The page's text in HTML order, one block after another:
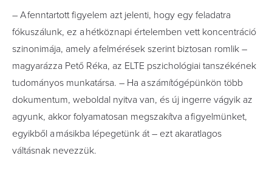
– A fenntartott figyelem azt jelenti, hogy egy feladatra
fókuszálunk, ez a hétköznapi értelemben vett koncentráció
szinonimája, amely a felmérések szerint biztosan romlik –
magyarázza Pető Réka, az ELTE pszichológiai tanszékének
tudományos munkatársa. – Ha a számítógépünkön több
dokumentum, weboldal nyitva van, és új ingerre vágyik az
agyunk, akkor folyamatosan megszakítva a figyelmünket,
egyikből a másikba lépegetünk át – ezt akaratlagos
váltásnak nevezzük.